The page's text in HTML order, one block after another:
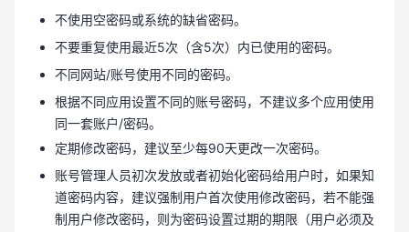
不使用空密码或系统的缺省密码。
不要重复使用最近5次（含5次）内已使用的密码。
不同网站/账号使用不同的密码。
根据不同应用设置不同的账号密码，不建议多个应用使用
同一套账户/密码。
定期修改密码，建议至少每90天更改一次密码。
账号管理人员初次发放或者初始化密码给用户时，如果知
道密码内容，建议强制用户首次使用修改密码，若不能强
制用户修改密码，则为密码设置过期的期限（用户必须及